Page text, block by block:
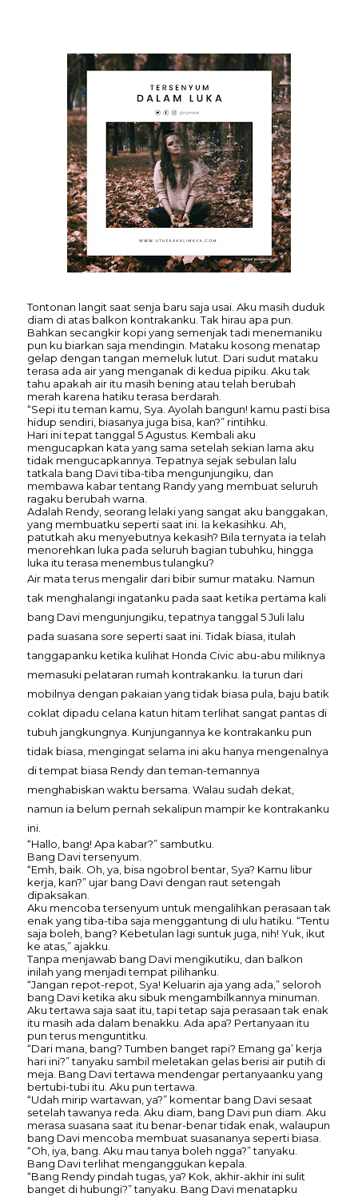
Tontonan langit saat senja baru saja usai. Aku masih duduk
diam di atas balkon kontrakanku. Tak hirau apa pun.
Bahkan secangkir kopi yang semenjak tadi menemaniku
pun ku biarkan saja mendingin. Mataku kosong menatap
gelap dengan tangan memeluk lutut. Dari sudut mataku
terasa ada air yang menganak di kedua pipiku. Aku tak
tahu apakah air itu masih bening atau telah berubah
merah karena hatiku terasa berdarah.
“Sepi itu teman kamu, Sya. Ayolah bangun! kamu pasti bisa
hidup sendiri, biasanya juga bisa, kan?” rintihku.
Hari ini tepat tanggal 5 Agustus. Kembali aku
mengucapkan kata yang sama setelah sekian lama aku
tidak mengucapkannya. Tepatnya sejak sebulan lalu
tatkala bang Davi tiba-tiba mengunjungiku, dan
membawa kabar tentang Randy yang membuat seluruh
ragaku berubah warna.
Adalah Rendy, seorang lelaki yang sangat aku banggakan,
yang membuatku seperti saat ini. Ia kekasihku. Ah,
patutkah aku menyebutnya kekasih? Bila ternyata ia telah
menorehkan luka pada seluruh bagian tubuhku, hingga
luka itu terasa menembus tulangku?
Air mata terus mengalir dari bibir sumur mataku. Namun
tak menghalangi ingatanku pada saat ketika pertama kali
bang Davi mengunjungiku, tepatnya tanggal 5 Juli lalu
pada suasana sore seperti saat ini. Tidak biasa, itulah
tanggapanku ketika kulihat Honda Civic abu-abu miliknya
memasuki pelataran rumah kontrakanku. Ia turun dari
mobilnya dengan pakaian yang tidak biasa pula, baju batik
coklat dipadu celana katun hitam terlihat sangat pantas di
tubuh jangkungnya. Kunjungannya ke kontrakanku pun
tidak biasa, mengingat selama ini aku hanya mengenalnya
di tempat biasa Rendy dan teman-temannya
menghabiskan waktu bersama. Walau sudah dekat,
namun ia belum pernah sekalipun mampir ke kontrakanku
ini.
“Hallo, bang! Apa kabar?” sambutku.
Bang Davi tersenyum.
“Emh, baik. Oh, ya, bisa ngobrol bentar, Sya? Kamu libur
kerja, kan?” ujar bang Davi dengan raut setengah
dipaksakan.
Aku mencoba tersenyum untuk mengalihkan perasaan tak
enak yang tiba-tiba saja menggantung di ulu hatiku. “Tentu
saja boleh, bang? Kebetulan lagi suntuk juga, nih! Yuk, ikut
ke atas,” ajakku.
Tanpa menjawab bang Davi mengikutiku, dan balkon
inilah yang menjadi tempat pilihanku.
“Jangan repot-repot, Sya! Keluarin aja yang ada,” seloroh
bang Davi ketika aku sibuk mengambilkannya minuman.
Aku tertawa saja saat itu, tapi tetap saja perasaan tak enak
itu masih ada dalam benakku. Ada apa? Pertanyaan itu
pun terus menguntitku.
“Dari mana, bang? Tumben banget rapi? Emang ga’ kerja
hari ini?” tanyaku sambil meletakan gelas berisi air putih di
meja. Bang Davi tertawa mendengar pertanyaanku yang
bertubi-tubi itu. Aku pun tertawa.
“Udah mirip wartawan, ya?” komentar bang Davi sesaat
setelah tawanya reda. Aku diam, bang Davi pun diam. Aku
merasa suasana saat itu benar-benar tidak enak, walaupun
bang Davi mencoba membuat suasananya seperti biasa.
“Oh, iya, bang. Aku mau tanya boleh ngga?” tanyaku.
Bang Davi terlihat menganggukan kepala.
“Bang Rendy pindah tugas, ya? Kok, akhir-akhir ini sulit
banget di hubungi?” tanyaku. Bang Davi menatapku